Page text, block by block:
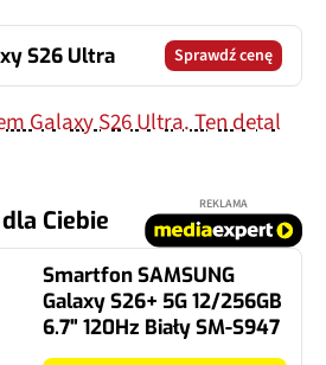
S26 Ultra Sprawdź cenę
Galaxy S26 Ultra. Ten detal
Ciebie
REKLAMA
Smartfon SAMSUNG
Galaxy S26+ 5G 12/256GB
6.7" 120Hz Biały SM-S947